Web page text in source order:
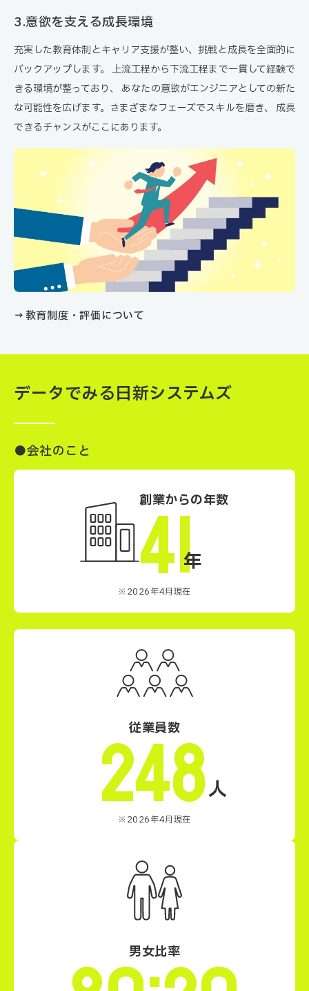
3.意欲を支える成長環境
充実した教育体制とキャリア支援が整い、挑戦と成長を全面的に
バックアップします。
上流工程から下流工程まで一貫して経験で
きる環境が整っており、
あなたの意欲がエンジニアとしての新た
な可能性を広げます。さまざまなフェーズでスキルを磨き、
成長
できるチャンスがここにあります。
→ 教育制度・評価について
データでみる日新システムズ
●会社のこと
創業からの年数
41年
※2026年4月現在
従業員数
248人
※2026年4月現在
男女比率